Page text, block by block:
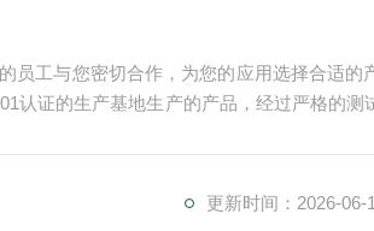
员工与您密切合作，为您的应用选择合适的
认证的生产基地生产的产品，经过严格的测
ASHCROFT雅斯科
更新时间：2026-06-